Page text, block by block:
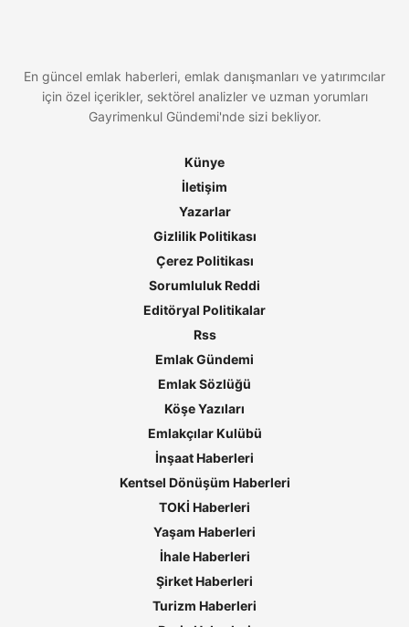
En güncel emlak haberleri, emlak danışmanları ve yatırımcılar
için özel içerikler, sektörel analizler ve uzman yorumları
Gayrimenkul Gündemi'nde sizi bekliyor.
Künye
İletişim
Yazarlar
Gizlilik Politikası
Çerez Politikası
Sorumluluk Reddi
Editöryal Politikalar
Rss
Emlak Gündemi
Emlak Sözlüğü
Köşe Yazıları
Emlakçılar Kulübü
İnşaat Haberleri
Kentsel Dönüşüm Haberleri
TOKİ Haberleri
Yaşam Haberleri
İhale Haberleri
Şirket Haberleri
Turizm Haberleri